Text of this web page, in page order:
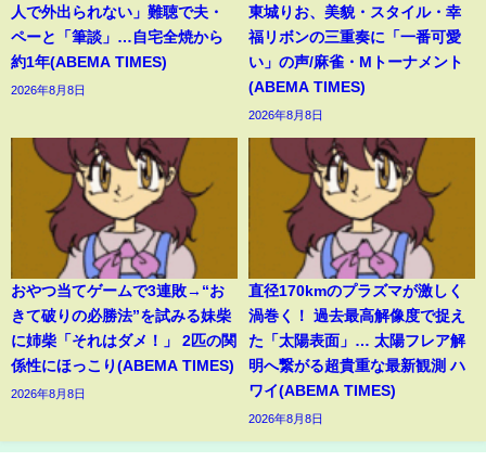
人で外出られない」難聴で夫・
ペーと「筆談」…自宅全焼から
約1年(ABEMA TIMES)
2026年8月8日
東城りお、美貌・スタイル・幸
福リボンの三重奏に「一番可愛
い」の声/麻雀・Mトーナメント
(ABEMA TIMES)
2026年8月8日
おやつ当てゲームで3連敗→“お
きて破りの必勝法”を試みる妹柴
に姉柴「それはダメ！」 2匹の関
係性にほっこり(ABEMA TIMES)
2026年8月8日
直径170kmのプラズマが激しく
渦巻く！ 過去最高解像度で捉え
た「太陽表面」… 太陽フレア解
明へ繋がる超貴重な最新観測 ハ
ワイ(ABEMA TIMES)
2026年8月8日